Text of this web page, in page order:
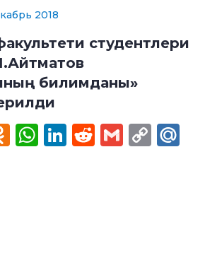
2018
студентлери
билимданы»
Odnoklassniki
WhatsApp
LinkedIn
Reddit
Gmail